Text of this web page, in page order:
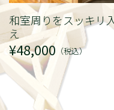
和室周りをスッキリ
え
¥48,000 （税込）